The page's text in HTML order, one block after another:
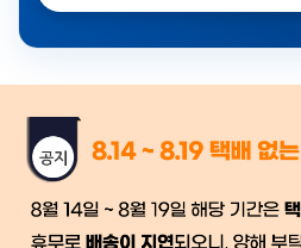
금일 시세가 적용
시작 후 환불이 불가